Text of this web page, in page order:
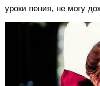
уроки пения, не могу